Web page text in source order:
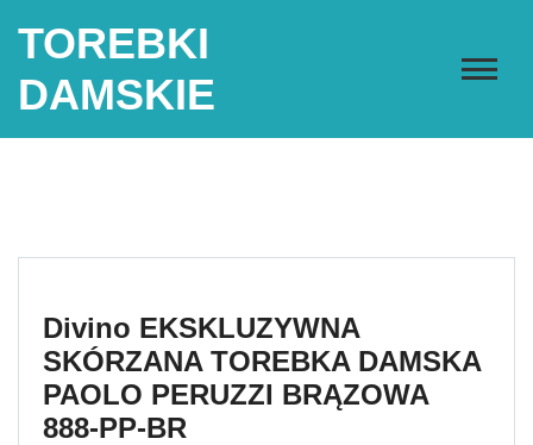
TOREBKI
DAMSKIE
Divino EKSKLUZYWNA
SKÓRZANA TOREBKA DAMSKA
PAOLO PERUZZI BRĄZOWA
888-PP-BR